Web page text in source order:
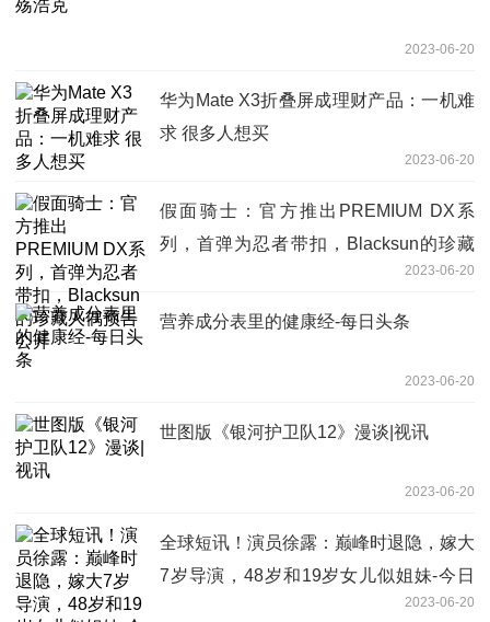
2023-06-20
华为Mate X3折叠屏成理财产品：一机难
求 很多人想买
2023-06-20
假面骑士：官方推出PREMIUM DX系
列，首弹为忍者带扣，Blacksun的珍藏
2023-06-20
营养成分表里的健康经-每日头条
2023-06-20
世图版《银河护卫队12》漫谈|视讯
2023-06-20
全球短讯！演员徐露：巅峰时退隐，嫁大
7岁导演，48岁和19岁女儿似姐妹-今日
2023-06-20